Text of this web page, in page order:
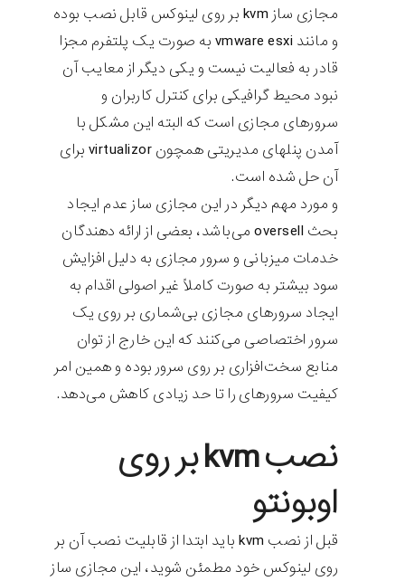
مجازی ساز kvm بر روی لینوکس قابل نصب بوده
و مانند vmware esxi به صورت یک پلتفرم مجزا
قادر به فعالیت نیست و یکی دیگر از معایب آن
نبود محیط گرافیکی برای کنترل کاربران و
سرورهای مجازی است که البته این مشکل با
آمدن پنلهای مدیریتی همچون virtualizor برای
آن حل شده است.
و مورد مهم دیگر در این مجازی ساز عدم ایجاد
بحث oversell می‌باشد، بعضی از ارائه دهندگان
خدمات میزبانی و سرور مجازی به دلیل افزایش
سود بیشتر به صورت کاملاً غیر اصولی اقدام به
ایجاد سرورهای مجازی بی‌شماری بر روی یک
سرور اختصاصی می‌کنند که این خارج از توان
منابع سخت‌افزاری بر روی سرور بوده و همین امر
کیفیت سرورهای را تا حد زیادی کاهش می‌دهد.
نصب kvm بر روی
اوبونتو
قبل از نصب kvm باید ابتدا از قابلیت نصب آن بر
روی لینوکس خود مطمئن شوید، این مجازی ساز